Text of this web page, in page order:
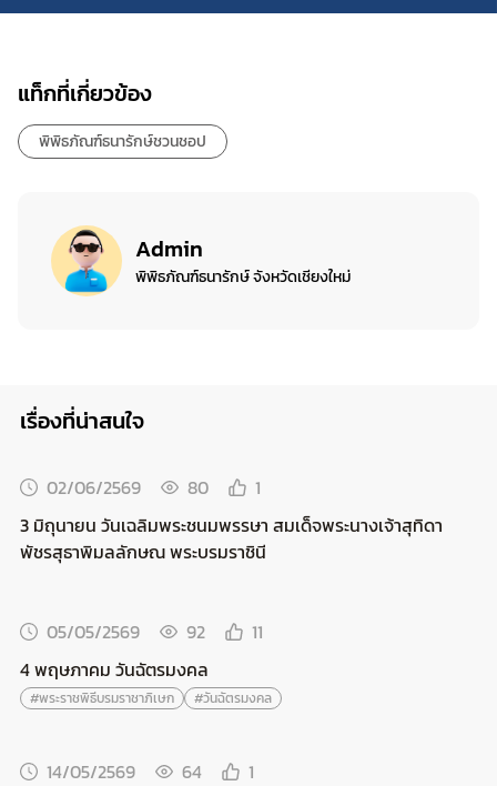
แท็กที่เกี่ยวข้อง
พิพิธภัณฑ์ธนารักษ์ชวนชอป
Admin
พิพิธภัณฑ์ธนารักษ์ จังหวัดเชียงใหม่
เรื่องที่น่าสนใจ
02/06/2569 80
1
3 มิถุนายน วันเฉลิมพระชนมพรรษา สมเด็จพระนางเจ้าสุทิดา
พัชรสุธาพิมลลักษณ พระบรมราชินี
05/05/2569 92
11
4 พฤษภาคม วันฉัตรมงคล
#พระราชพิธีบรมราชาภิเษก #วันฉัตรมงคล
14/05/2569 64
1